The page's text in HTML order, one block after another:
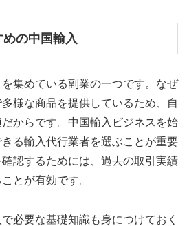
の中国輸入
集めている副業の一つです。なぜ
様な商品を提供しているため、自
からです。中国輸入ビジネスを始
る輸入代行業者を選ぶことが重要
認するためには、過去の取引実績
とが有効です。
必要な基礎知識も身につけておく